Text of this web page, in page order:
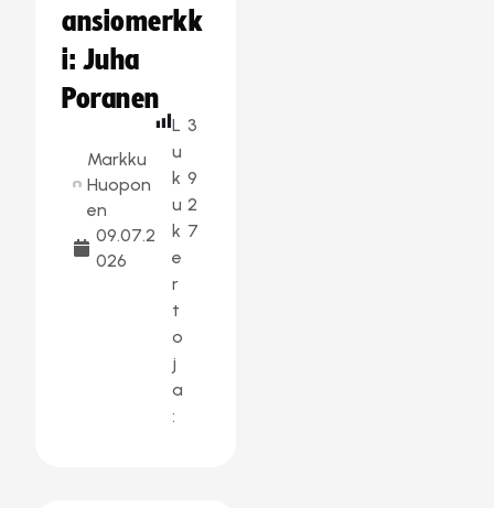
ansiomerkk
i: Juha
Poranen
Markku
Huopon
en
09.07.2
026
L
u
k
u
k
e
r
t
o
j
a
:
3
9
2
7